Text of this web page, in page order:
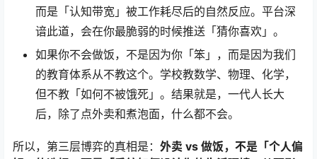
而是「认知带宽」被工作耗尽后的自然反应。平台深
谙此道，会在你最脆弱的时候推送「猜你喜欢」。
如果你不会做饭，不是因为你「笨」，而是因为我们
的教育体系从不教这个。学校教数学、物理、化学，
但不教「如何不被饿死」。结果就是，一代人长大
后，除了点外卖和煮泡面，什么都不会。
所以，第三层博弈的真相是： 外卖 vs 做饭，不是「个人偏